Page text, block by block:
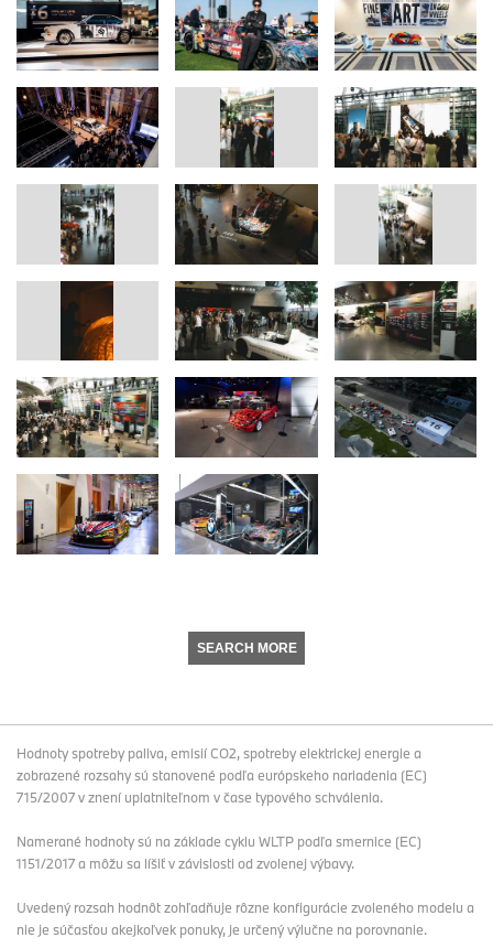
SEARCH MORE
Hodnoty spotreby paliva, emisií CO2, spotreby elektrickej energie a
zobrazené rozsahy sú stanovené podľa európskeho nariadenia (EC)
715/2007 v znení uplatniteľnom v čase typového schválenia.
Namerané hodnoty sú na základe cyklu WLTP podľa smernice (EC)
1151/2017 a môžu sa líšiť v závislosti od zvolenej výbavy.
Uvedený rozsah hodnôt zohľadňuje rôzne konfigurácie zvoleného modelu a
nie je súčasťou akejkoľvek ponuky, je určený výlučne na porovnanie.